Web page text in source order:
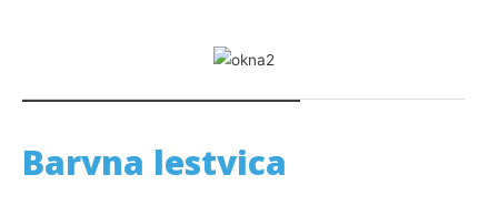
Barvna lestvica